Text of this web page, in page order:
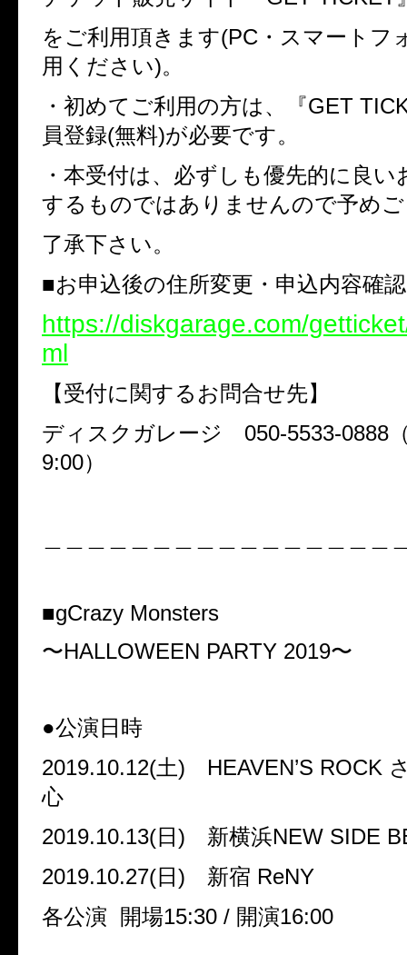
をご利用頂きます(PC・スマートフ
用ください)。
・初めてご利用の方は、『GET
員登録(無料)が必要です。
・本受付は、必ずしも優先的に良い
するものではありませんので予めご
了承下さい。
■お申込後の住所変更・申込内容確
https://diskgarage.com/
ml
【受付に関するお問合せ先】
ディスクガレージ 050-5533-0888
9:00）
■gCrazy Monsters
〜HALLOWEEN PARTY 2019〜
●公演日時
2019.10.12(土) HEAVEN’S ROCK
心
2019.10.13(日) 新横浜NEW SIDE
2019.10.27(日) 新宿 ReNY
各公演 開場15:30 / 開演16:00